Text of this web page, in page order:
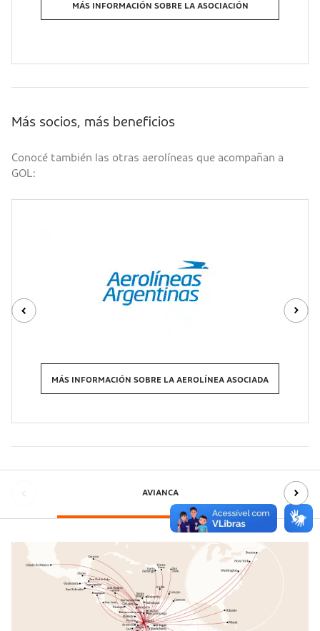
MÁS INFORMACIÓN SOBRE LA ASOCIACIÓN
Más socios, más beneficios
Conocé también las otras aerolíneas que acompañan a
GOL:
MÁS INFORMACIÓN SOBRE LA AEROLÍNEA ASOCIADA
AVIANCA